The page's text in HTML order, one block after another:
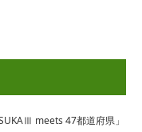
meets 47都道府県」